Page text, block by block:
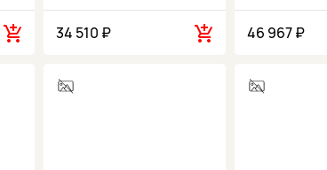
34 510 ₽ 46 967 ₽